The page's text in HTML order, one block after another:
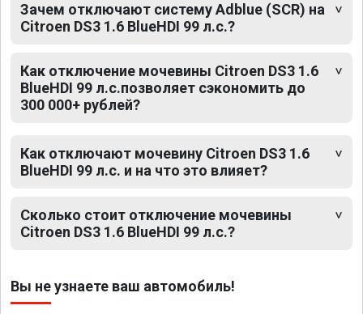
Зачем отключают систему Adblue (SCR) на
Citroen DS3 1.6 BlueHDI 99 л.с.?
Как отключение мочевины Citroen DS3 1.6
BlueHDI 99 л.с.позволяет сэкономить до
300 000+ рублей?
Как отключают мочевину Citroen DS3 1.6
BlueHDI 99 л.с. и на что это влияет?
Сколько стоит отключение мочевины
Citroen DS3 1.6 BlueHDI 99 л.с.?
Вы не узнаете ваш автомобиль!